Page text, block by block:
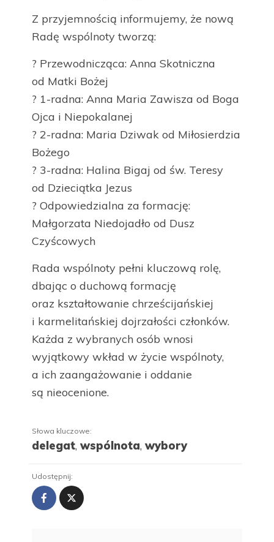
Z przyjemnością informujemy, że nową
Radę wspólnoty tworzą:
? Przewodnicząca: Anna Skotniczna
od Matki Bożej
? 1-radna: Anna Maria Zawisza od Boga
Ojca i Niepokalanej
? 2-radna: Maria Dziwak od Miłosierdzia
Bożego
? 3-radna: Halina Bigaj od św. Teresy
od Dzieciątka Jezus
? Odpowiedzialna za formację:
Małgorzata Niedojadło od Dusz
Czyścowych
Rada wspólnoty pełni kluczową rolę,
dbając o duchową formację
oraz kształtowanie chrześcijańskiej
i karmelitańskiej dojrzałości członków.
Każda z wybranych osób wnosi
wyjątkowy wkład w życie wspólnoty,
a ich zaangażowanie i oddanie
są nieocenione.
Słowa kluczowe:
delegat, wspólnota, wybory
Udostępnij: